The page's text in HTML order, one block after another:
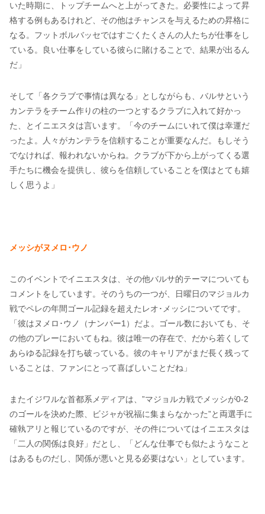
いた時期に、トップチームへと上がってきた。必要性によって昇
格する例もあるけれど、その他はチャンスを与えるための昇格に
なる。フットボルバッセではすごくたくさんの人たちが仕事をし
ている。良い仕事をしている彼らに賭けることで、結果が出るん
だ」
そして「各クラブで事情は異なる」としながらも、バルサという
カンテラをチーム作りの柱の一つとするクラブに入れて好かっ
た、とイニエスタは言います。「今のチームにいれて僕は幸運だ
ったよ。人々がカンテラを信頼することが重要なんだ。もしそう
でなければ、報われないからね。クラブが下から上がってくる選
手たちに機会を提供し、彼らを信頼していることを僕はとても嬉
しく思うよ」
メッシがヌメロ･ウノ
このイベントでイニエスタは、その他バルサ的テーマについても
コメントをしています。そのうちの一つが、日曜日のマジョルカ
戦でペレの年間ゴール記録を超えたレオ･メッシについてです。
「彼はヌメロ･ウノ（ナンバー1）だよ。ゴール数においても、そ
の他のプレーにおいてもね。彼は唯一の存在で、だから若くして
あらゆる記録を打ち破っている。彼のキャリアがまだ長く残って
いることは、ファンにとって喜ばしいことだね」
またイジワルな首都系メディアは、”マジョルカ戦でメッシが0-2
のゴールを決めた際、ビジャが祝福に集まらなかった”と両選手に
確執アリと報じているのですが、その件についてはイニエスタは
「二人の関係は良好」だとし、「どんな仕事でも似たようなこと
はあるものだし、関係が悪いと見る必要はない」としています。